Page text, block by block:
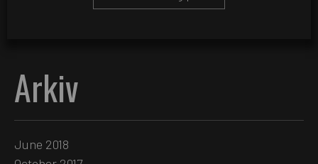
Arkiv
June 2018